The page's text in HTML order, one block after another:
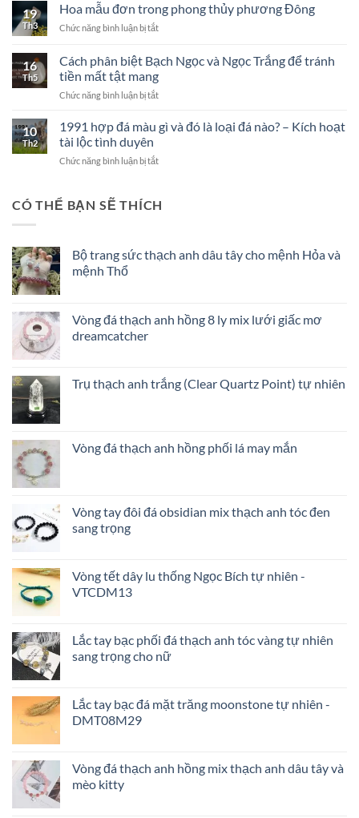
Ni
Pad
Hum
là
ở
Việt
–
hiểu
lầm
ngẩn
19
Th3
Hoa mẫu đơn trong phong thủy phương Đông
Chức năng bình luận bị tắtở
đơn
trong
phong
phương
Đông
16
Th5
Cách phân biệt Bạch Ngọc và Ngọc Trắng để tránh
tiền mất tật mang
Chức năng bình luận bị tắtở
phân
biệt
Ngọc
Trắng
mất
10
Th2
1991 hợp đá màu gì và đó là loại đá nào? – Kích hoạt
tài lộc tình duyên
Chức năng bình luận bị tắtở
đá
đó
–
lộc
tình
CÓ THỂ BẠN SẼ THÍCH
Bộ trang sức thạch anh dâu tây cho mệnh Hỏa và
mệnh Thổ
Vòng đá thạch anh hồng 8 ly mix lưới giấc mơ
dreamcatcher
Trụ thạch anh trắng (Clear Quartz Point) tự nhiên
Vòng đá thạch anh hồng phối lá may mắn
Vòng tay đôi đá obsidian mix thạch anh tóc đen
sang trọng
Vòng tết dây lu thống Ngọc Bích tự nhiên -
VTCDM13
Lắc tay bạc phối đá thạch anh tóc vàng tự nhiên
sang trọng cho nữ
Lắc tay bạc đá mặt trăng moonstone tự nhiên -
DMT08M29
Vòng đá thạch anh hồng mix thạch anh dâu tây và
mèo kitty